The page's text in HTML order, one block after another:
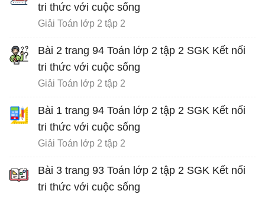
tri thức với cuộc sống
Giải Toán lớp 2 tập 2
Bài 2 trang 94 Toán lớp 2 tập 2 SGK Kết nối
tri thức với cuộc sống
Giải Toán lớp 2 tập 2
Bài 1 trang 94 Toán lớp 2 tập 2 SGK Kết nối
tri thức với cuộc sống
Giải Toán lớp 2 tập 2
Bài 3 trang 93 Toán lớp 2 tập 2 SGK Kết nối
tri thức với cuộc sống